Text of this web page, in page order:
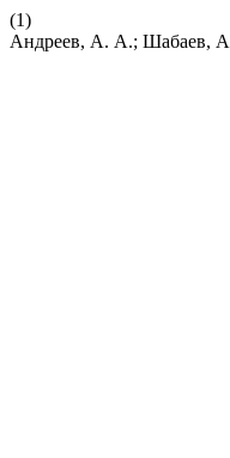
(1)
Андреев, А. А.; Шабаев,